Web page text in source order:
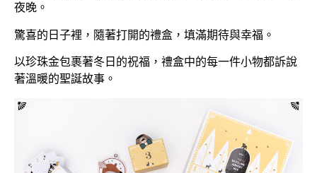
夜晚。
驚喜的日子裡，隨著打開的禮盒，填滿期待與幸福。
以珍珠金包裹著冬日的祝福，禮盒中的每一件小物都訴說
著溫暖的聖誕故事。